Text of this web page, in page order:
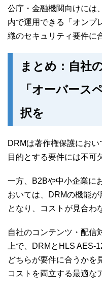
公庁・金融機関向けには
内で運用できる「オンプ
織のセキュリティ要件に
まとめ：自社
「オーバース
択を
DRMは著作権保護にお
目的とする要件には不可
一方、B2Bや中小企業に
おいては、DRMの機能
となり、コストが見合わ
自社のコンテンツ・配信
上で、DRMとHLS AES-
どちらが要件に合うかを
コストを両立する最適な